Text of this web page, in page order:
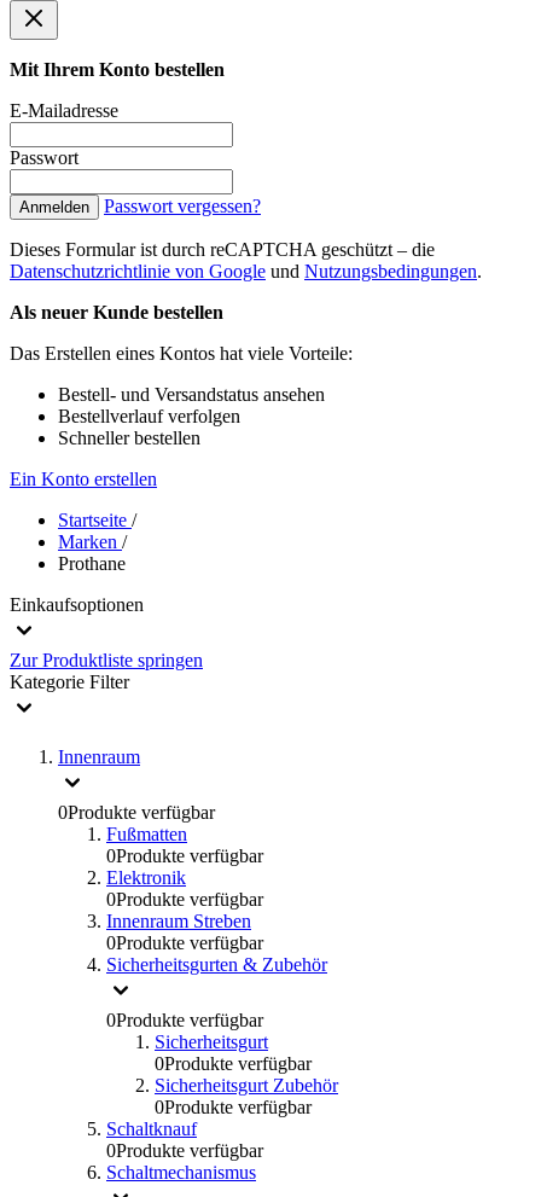
Mit Ihrem Konto bestellen
E-Mailadresse
Passwort
Anmelden Passwort vergessen?
Dieses Formular ist durch reCAPTCHA geschützt – die
Datenschutzrichtlinie von Google und Nutzungsbedingungen.
Als neuer Kunde bestellen
Das Erstellen eines Kontos hat viele Vorteile:
Bestell- und Versandstatus ansehen
Bestellverlauf verfolgen
Schneller bestellen
Ein Konto erstellen
Startseite /
Marken /
Prothane
Einkaufsoptionen
Zur Produktliste springen
Kategorie Filter
Innenraum
0Produkte verfügbar
Fußmatten
0Produkte verfügbar
Elektronik
0Produkte verfügbar
Innenraum Streben
0Produkte verfügbar
Sicherheitsgurten & Zubehör
0Produkte verfügbar
Sicherheitsgurt
0Produkte verfügbar
Sicherheitsgurt Zubehör
0Produkte verfügbar
Schaltknauf
0Produkte verfügbar
Schaltmechanismus